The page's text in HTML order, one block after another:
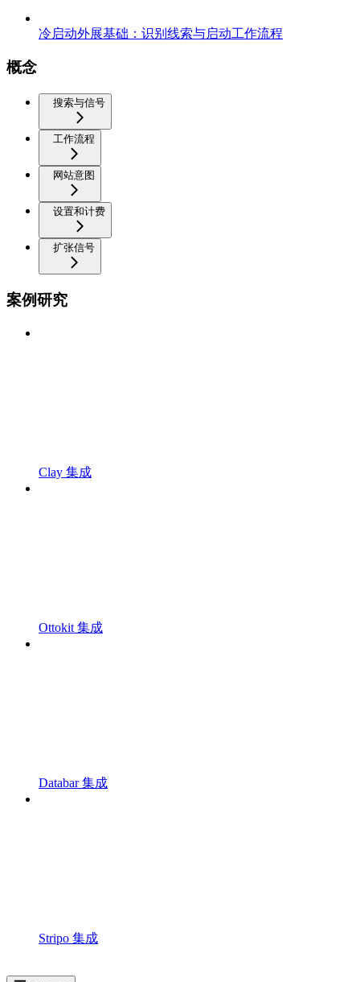
冷启动外展基础：识别线索与启动工作流程
概念
搜索与信号
工作流程
网站意图
设置和计费
扩张信号
案例研究
Clay 集成
Ottokit 集成
Databar 集成
Stripo 集成